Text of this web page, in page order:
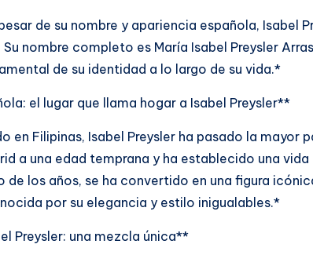
de su nombre y apariencia española, Isabel
Su nombre completo es María Isabel Preysler
de su identidad a lo largo de su vida.*
el lugar que llama hogar a Isabel Preysler**
en Filipinas, Isabel Preysler ha pasado la mayor
a una edad temprana y ha establecido una
de los años, se ha convertido en una figura
por su elegancia y estilo inigualables.*
Preysler: una mezcla única**